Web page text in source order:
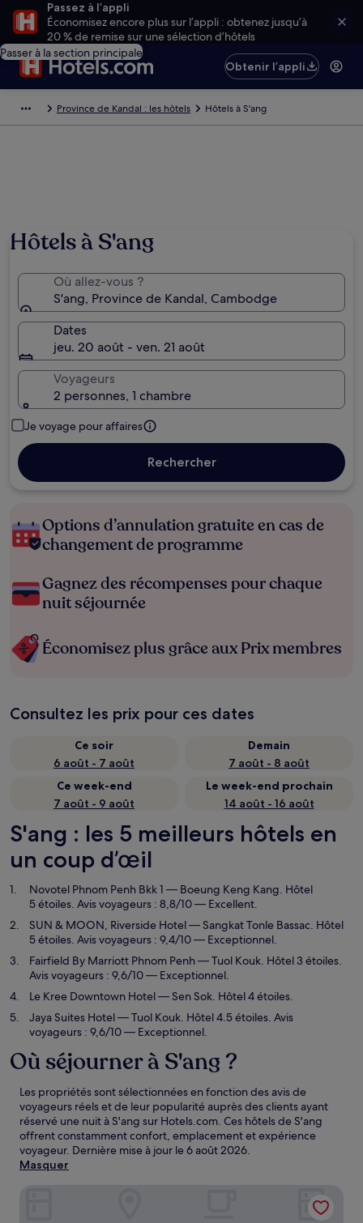
Passez à l’appli
Économisez encore plus sur l’appli : obtenez jusqu’à
20 % de remise sur une sélection d’hôtels
Passer à la section principale
Obtenir l’appli
Province de Kandal : les hôtels Hôtels à S'ang
Hôtels à S'ang
Où allez-vous ?
S'ang, Province de Kandal, Cambodge
Dates
jeu. 20 août - ven. 21 août
Voyageurs
2 personnes, 1 chambre
Je voyage pour affaires
Rechercher
Options d’annulation gratuite en cas de
changement de programme
Gagnez des récompenses pour chaque
nuit séjournée
Économisez plus grâce aux Prix membres
Consultez les prix pour ces dates
Ce soir
6 août - 7 août
Demain
7 août - 8 août
Ce week-end
7 août - 9 août
Le week-end prochain
14 août - 16 août
S'ang : les 5 meilleurs hôtels en
un coup d’œil
Novotel Phnom Penh Bkk 1 — Boeung Keng Kang. Hôtel
5 étoiles. Avis voyageurs : 8,8/10 — Excellent.
SUN & MOON, Riverside Hotel— Sangkat Tonle Bassac. Hôtel
5 étoiles. Avis voyageurs : 9,4/10 — Exceptionnel.
Fairfield By Marriott Phnom Penh— Tuol Kouk. Hôtel 3 étoiles.
Avis voyageurs : 9,6/10 — Exceptionnel.
Le Kree Downtown Hotel— Sen Sok. Hôtel 4 étoiles.
Jaya Suites Hotel— Tuol Kouk. Hôtel 4.5 étoiles. Avis
voyageurs : 9,6/10 — Exceptionnel.
Où séjourner à S'ang ?
Les propriétés sont sélectionnées en fonction des avis de
voyageurs réels et de leur popularité auprès des clients ayant
réservé une nuit à S'ang sur Hotels.com. Ces hôtels de S'ang
offrent constamment confort, emplacement et expérience
voyageur. Dernière mise à jour le6 août 2026.
Masquer